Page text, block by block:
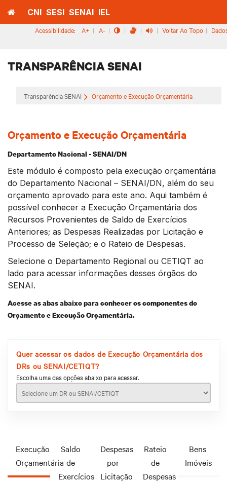
Home CNI SESI SENAI IEL
Acessibilidade:
Menu
A+ | A- | | | | Voltar Ao Topo |
TRANSPARÊNCIA SENAI
Transparência SENAI Orçamento e Execução Orçamentária
Orçamento e Execução Orçamentária
Departamento Nacional - SENAI/DN
Este módulo é composto pela execução orçamentária
do Departamento Nacional – SENAI/DN, além do seu
orçamento aprovado para este ano. Aqui também é
possível conhecer a Execução Orçamentária dos
Recursos Provenientes de Saldo de Exercícios
Anteriores; as Despesas Realizadas por Licitação e
Processo de Seleção; e o Rateio de Despesas.
Selecione o Departamento Regional ou CETIQT ao
lado para acessar informações desses órgãos do
SENAI.
Acesse as abas abaixo para conhecer os componentes do
Orçamento e Execução Orçamentária.
Quer acessar os dados de Execução Orçamentária dos
DRs ou SENAI/CETIQT?
Escolha uma das opções abaixo para acessar.
Execução
Orçamentária
Saldo
de
Exercícios
Despesas
por
Licitação
Rateio
de
Despesas
Bens
Imóveis